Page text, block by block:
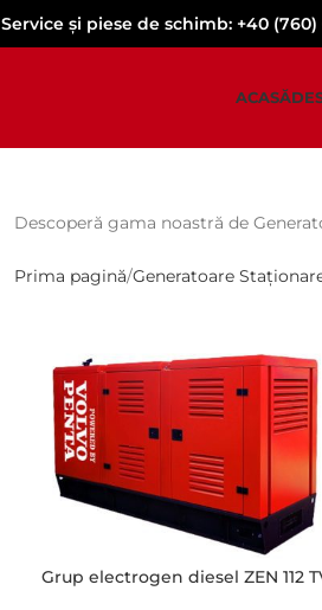
Service și piese de schimb: +40 (760)
ACASĂ
Descoperă gama noastră de
Prima pagină Generatoare
Grup electrogen diesel ZEN 112